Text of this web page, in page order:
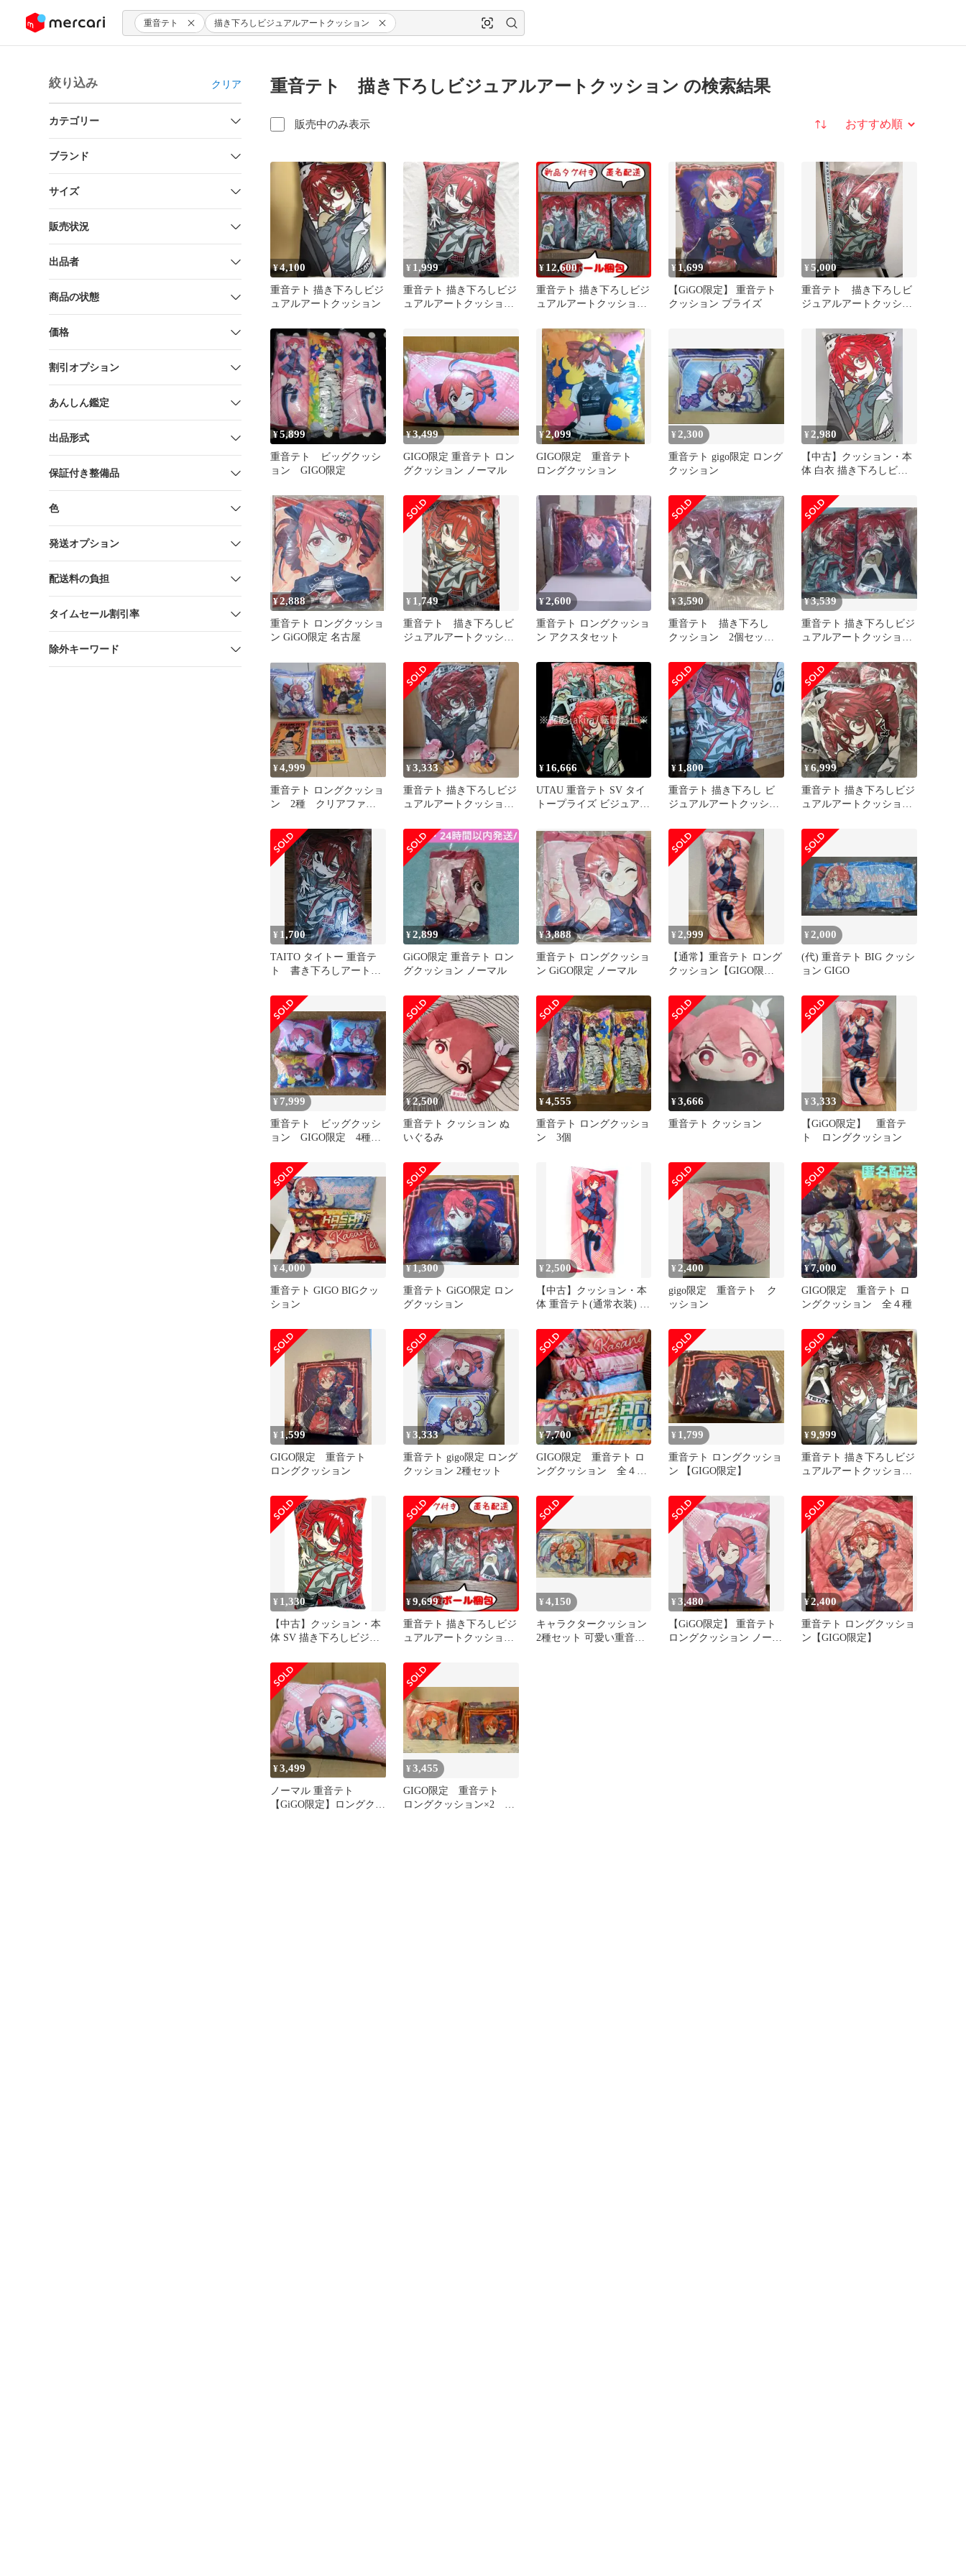
ツにスキップ 重音テト 描き下ろしビジュアルアートクッション
絞り込み クリア
カテゴリー
ブランド
サイズ
販売状況
出品者
商品の状態
価格
割引オプション
あんしん鑑定
出品形式
保証付き整備品
色
発送オプション
配送料の負担
タイムセール割引率
除外キーワード
重音テト 描き下ろしビジュアルアートクッション の検索結果
販売中のみ表示 並び替え
¥4,100
重音テト 描き下ろしビジ
ュアルアートクッション
¥ 1,999
重音テト 描き下ろしビジ
ュアルアートクッション
¥ 12,600
重音テト 描き下ろしビジ
ュアルアートクッション
¥ 1,699
【GiGO限定】 重音テト
クッション プライズ
¥5,000
重音テト 描き下ろしビ
ジュアルアートクッショ
¥5,899
重音テト ビッグクッシ
ョン GIGO限定
¥3,499
GIGO限定 重音テト ロン
グクッション ノーマル
¥2,099
GIGO限定 重音テト
ロングクッション
¥ 2,300
重音テト gigo限定 ロング
クッション
¥ 2,980
【中古】クッション・本
体 白衣 描き下ろしビジ
「重音テト」
¥2,888
重音テト ロングクッショ
ン GiGO限定 名古屋
¥ 1,749
重音テト 描き下ろしビ
ジュアルアートクッショ
¥2,600
重音テト ロングクッショ
ン アクスタセット
¥3,590
重音テト 描き下ろし
クッション 2個セッ
¥3,539
重音テト 描き下ろしビジ
ュアルアートクッション
¥4,999
重音テト ロングクッショ
ン 2種 クリアファイ
¥3,333
重音テト 描き下ろしビジ
ュアルアートクッショ
¥ 16,666
UTAU 重音テト SV タイ
トープライズ ビジュアル
¥ 1,800
重音テト 描き下ろし ビ
ジュアルアートクッショ
¥6,999
重音テト 描き下ろしビジ
ュアルアートクッション
¥ 1,700
TAITO タイトー 重音テ
ト 書き下ろしアートク
¥2,899
GiGO限定 重音テト ロン
グクッション ノーマル
¥3,888
重音テト ロングクッショ
ン GiGO限定 ノーマル
¥ 2,999
【通常】重音テト ロング
クッション【GIGO限
¥ 2,000
(代) 重音テト BIG クッシ
ョン GIGO
¥ 7,999
重音テト ビッグクッシ
ョン GIGO限定 4種コ
¥2,500
重音テト クッション ぬ
いぐるみ
¥4,555
重音テト ロングクッショ
ン 3個
¥3,666
重音テト クッション
¥3,333
【GiGO限定】 重音テ
ト ロングクッション
¥4,000
重音テト GIGO BIGクッ
ション
¥1,300
重音テト GiGO限定 ロン
グクッション
¥ 2,500
【中古】クッション・本
体 重音テト(通常衣装) ロ
ト」 GiGO限定
¥ 2,400
gigo限定 重音テト ク
ッション
¥7,000
GIGO限定 重音テト ロ
ングクッション 全４種
¥ 1,599
GIGO限定 重音テト
ロングクッション
¥3,333
重音テト gigo限定 ロング
クッション 2種セット
¥7,700
GIGO限定 重音テト ロ
ングクッション 全４種
¥ 1,799
重音テト ロングクッショ
ン 【GIGO限定】
¥9,999
重音テト 描き下ろしビジ
ュアルアートクッション
¥ 1,330
【中古】クッション・本
体 SV 描き下ろしビジュ
「重音テト」
¥9,699
重音テト 描き下ろしビジ
ュアルアートクッション
¥4,150
キャラクタークッション
2種セット 可愛い重音テ
¥3,480
【GiGO限定】 重音テト
ロングクッション ノーマ
¥2,400
重音テト ロングクッショ
ン【GIGO限定】
¥3,499
ノーマル 重音テト
【GiGO限定】ロングクッ
¥3,455
GIGO限定 重音テト
ロングクッション×2 コ